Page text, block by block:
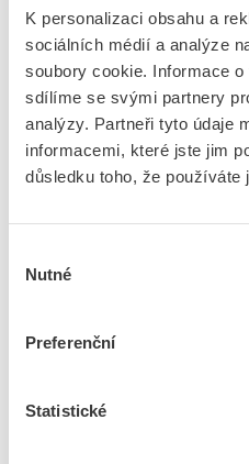
K personalizaci obsahu a
sociálních médií a analýze
soubory cookie. Informace
sdílíme se svými partnery
analýzy. Partneři tyto údaje
informacemi, které jste jim
důsledku toho, že používáte
souhlasu
Nutné
Preferenční
Statistické
Zboží zakoupené přes e-shop
našeho centrálního skladu v
5.000 m² máme k dispozici
Jste náš registrovaný